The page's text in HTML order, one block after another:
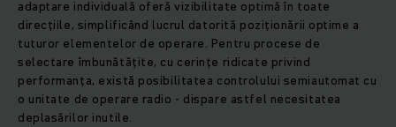
adaptare individuală oferă vizibilitate optimă în toate
direcțiile, simplificând lucrul datorită poziționării optime a
tuturor elementelor de operare. Pentru procese de
selectare îmbunătățite, cu cerințe ridicate privind
performanța, există posibilitatea controlului semiautomat cu
o unitate de operare radio - dispare astfel necesitatea
deplasărilor inutile.